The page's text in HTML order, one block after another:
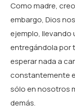
Como madre,
embargo, Dios
ejemplo, llevando
entregándola por
esperar nada a
constantemente
sólo en nosotros
demás.